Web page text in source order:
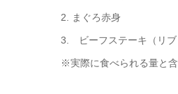
2. まぐろ赤身
3. ビーフステーキ（リブ
※実際に食べられる量と